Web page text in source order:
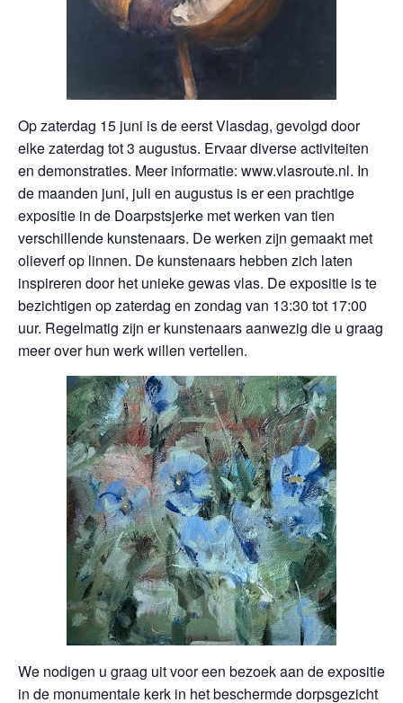
Op zaterdag 15 juni is de eerst Vlasdag, gevolgd door
elke zaterdag tot 3 augustus. Ervaar diverse activiteiten
en demonstraties. Meer informatie: www.vlasroute.nl. In
de maanden juni, juli en augustus is er een prachtige
expositie in de Doarpstsjerke met werken van tien
verschillende kunstenaars. De werken zijn gemaakt met
olieverf op linnen. De kunstenaars hebben zich laten
inspireren door het unieke gewas vlas. De expositie is te
bezichtigen op zaterdag en zondag van 13:30 tot 17:00
uur. Regelmatig zijn er kunstenaars aanwezig die u graag
meer over hun werk willen vertellen.
We nodigen u graag uit voor een bezoek aan de expositie
in de monumentale kerk in het beschermde dorpsgezicht